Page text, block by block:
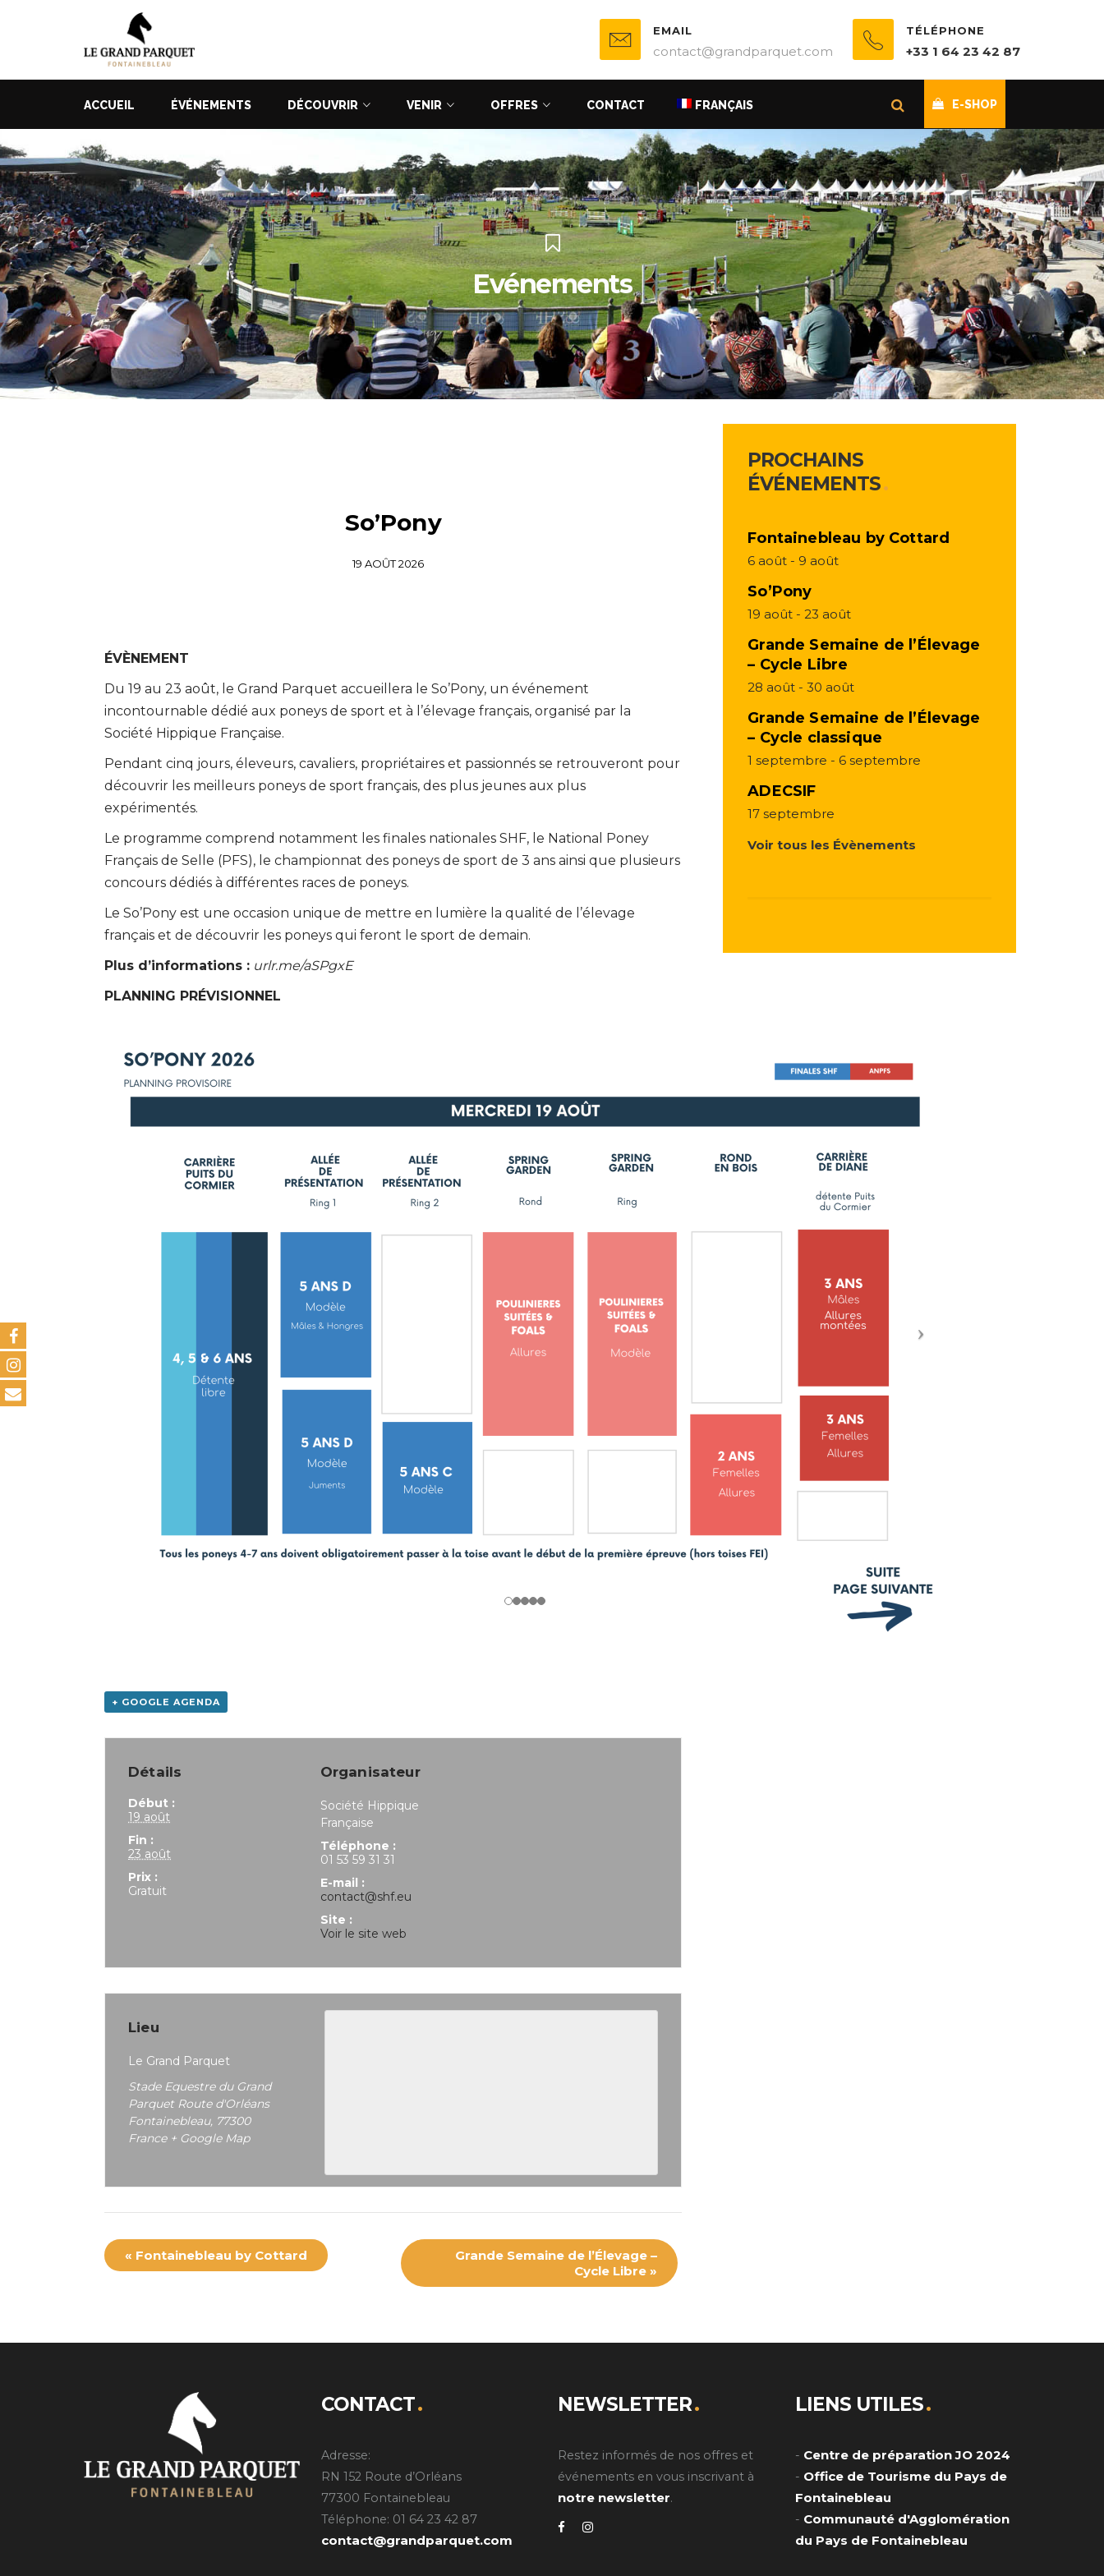
EMAIL
contact@grandparquet.com
TÉLÉPHONE
+33 1 64 23 42 87
ACCUEIL ÉVÉNEMENTS DÉCOUVRIR VENIR OFFRES CONTACT FRANÇAIS E-SHOP
Evénements
So’Pony
19 AOÛT 2026
ÉVÈNEMENT
Du 19 au 23 août, le Grand Parquet accueillera le So’Pony, un événement
incontournable dédié aux poneys de sport et à l’élevage français, organisé par la
Société Hippique Française.
Pendant cinq jours, éleveurs, cavaliers, propriétaires et passionnés se retrouveront pour
découvrir les meilleurs poneys de sport français, des plus jeunes aux plus
expérimentés.
Le programme comprend notamment les finales nationales SHF, le National Poney
Français de Selle (PFS), le championnat des poneys de sport de 3 ans ainsi que plusieurs
concours dédiés à différentes races de poneys.
Le So’Pony est une occasion unique de mettre en lumière la qualité de l’élevage
français et de découvrir les poneys qui feront le sport de demain.
Plus d’informations : urlr.me/aSPgxE
PLANNING PRÉVISIONNEL
+ GOOGLE AGENDA
Détails
Début :
19 août
Fin :
23 août
Prix :
Gratuit
Organisateur
Société Hippique
Française
Téléphone :
01 53 59 31 31
E-mail :
contact@shf.eu
Site :
Voir le site web
Lieu
Le Grand Parquet
Stade Equestre du Grand
Parquet Route d'Orléans
Fontainebleau, 77300
France + Google Map
« Fontainebleau by Cottard
Grande Semaine de l’Élevage –
Cycle Libre»
PROCHAINS
ÉVÉNEMENTS
Fontainebleau by Cottard
6 août - 9 août
So’Pony
19 août -23 août
Grande Semaine de l’Élevage
– Cycle Libre
28 août -30 août
Grande Semaine de l’Élevage
– Cycle classique
1 septembre - 6 septembre
ADECSIF
17 septembre
Voir tous les Évènements
CONTACT
Adresse:
RN 152 Route d’Orléans
77300 Fontainebleau
Téléphone: 01 64 23 42 87
contact@grandparquet.com
NEWSLETTER
Restez informés de nos offres et
événements en vous inscrivant à
notre newsletter.
LIENS UTILES
- Centre de préparation JO 2024
- Office de Tourisme du Pays de
Fontainebleau
- Communauté d'Agglomération
du Pays de Fontainebleau